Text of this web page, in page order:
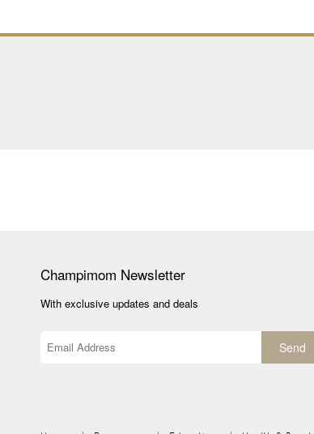
Champimom Newsletter
With exclusive updates and deals
Send